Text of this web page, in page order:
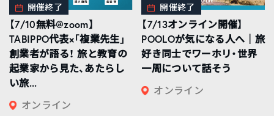
開催終了
【7/10無料@zoom】
TABIPPO代表×「複業先生」
創業者が語る！ 旅と教育の
起業家から見た、あたらし
い旅...
オンライン
開催終了
【7/13オンライン開催】
POOLOが気になる人へ｜旅
好き同士でワーホリ・世界
一周について話そう
オンライン